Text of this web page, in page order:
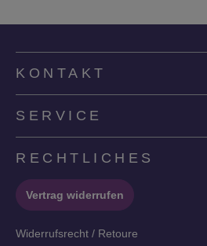
KONTAKT
SERVICE
RECHTLICHES
Vertrag widerrufen
Widerrufsrecht / Retoure